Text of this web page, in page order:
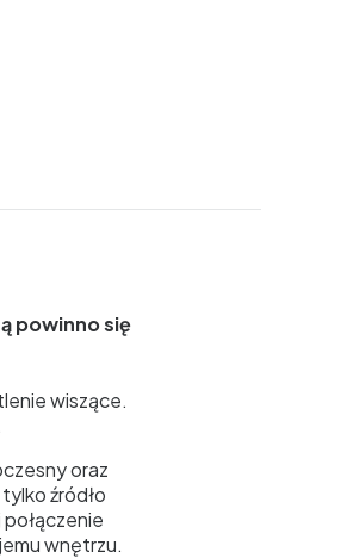
powinno się
wiszące.
oraz
źródło
wnętrzu.